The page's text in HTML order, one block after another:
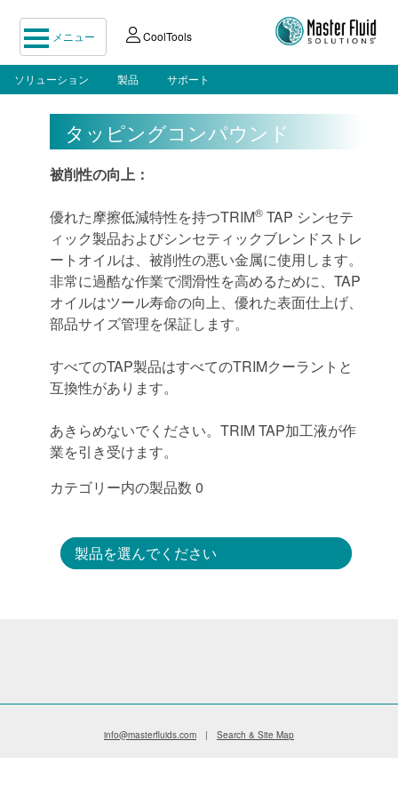
メニュー CoolTools
ソリューション 製品 サポート
タッピングコンパウンド
被削性の向上：
優れた摩擦低減特性を持つTRIM® TAP シンセテ
ィック製品およびシンセティックブレンドストレ
ートオイルは、被削性の悪い金属に使用します。
非常に過酷な作業で潤滑性を高めるために、TAP
オイルはツール寿命の向上、優れた表面仕上げ、
部品サイズ管理を保証します。
すべてのTAP製品はすべてのTRIMクーラントと
互換性があります。
あきらめないでください。TRIM TAP加工液が作
業を引き受けます。
カテゴリー内の製品数 0
製品を選んでください
info@masterfluids.com | Search & Site Map